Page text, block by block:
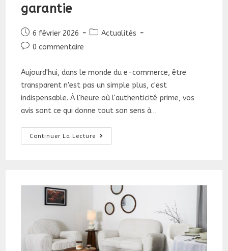
garantie
Publication
publiée :
6 février 2026
PostActualités
Commentaires
la
publication :
0 commentaire
Aujourd'hui, dans le monde du e-commerce, être
transparent n'est pas un simple plus, c'est
indispensable. À l'heure où l'authenticité prime, vos
avis sont ce qui donne tout son sens à…
Continuer La Lecture
Avis
Authentiques